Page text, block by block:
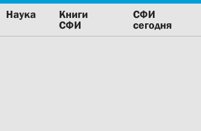
Наука
Книги
СФИ
СФИ
сегодня